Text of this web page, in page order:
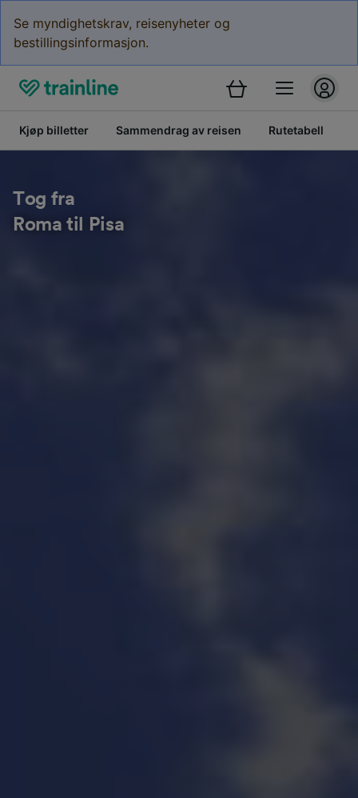
Se myndighetskrav, reisenyheter og
bestillingsinformasjon.
Kjøp billetter Sammendrag av reisen Rutetabell
Tog fra
Roma til Pisa